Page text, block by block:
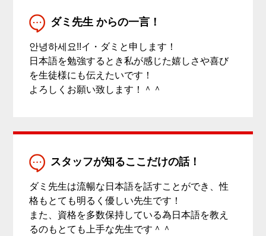
ダミ先生 からの一言！
안녕하세요!!イ・ダミと申します！
日本語を勉強するとき私が感じた嬉しさや喜び
を生徒様にも伝えたいです！
よろしくお願い致します！＾＾
スタッフが知るここだけの話！
ダミ先生は流暢な日本語を話すことができ、性
格もとても明るく優しい先生です！
また、資格を多数保持している為日本語を教え
るのもとても上手な先生です＾＾